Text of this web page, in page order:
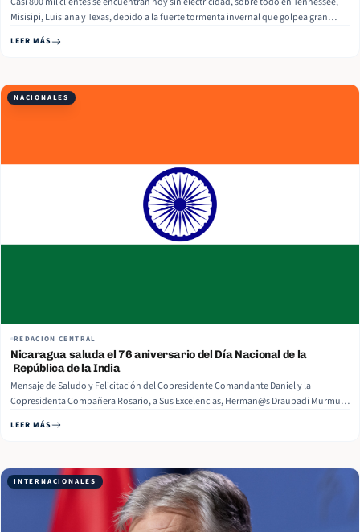
Misisipi, Luisiana y Texas, debido a la fuerte tormenta invernal que golpea gran
nevadas y peligrosa lluvia helada en una amplia zona del país esta… Read More
LEER MÁS
NACIONALES
REDACION CENTRAL
Nicaragua saluda el 76 aniversario del Día Nacional de la
República de la India
Mensaje de Saludo y Felicitación del Copresidente Comandante Daniel y la
Copresidenta Compañera Rosario, a Sus Excelencias, Herman@s Draupadi Murmu y
respectivamente, al conmemorarse el Día Nacional de la República en ese Hermano
LEER MÁS
INTERNACIONALES